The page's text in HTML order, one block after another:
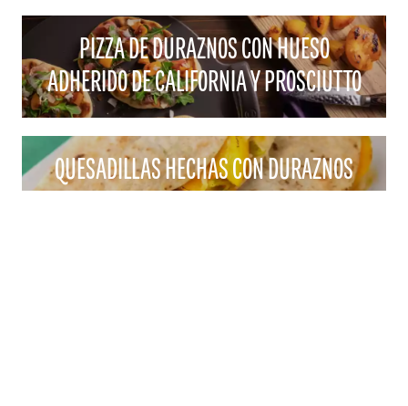
PIZZA DE DURAZNOS CON HUESO
ADHERIDO DE CALIFORNIA Y PROSCIUTTO
QUESADILLAS HECHAS CON DURAZNOS